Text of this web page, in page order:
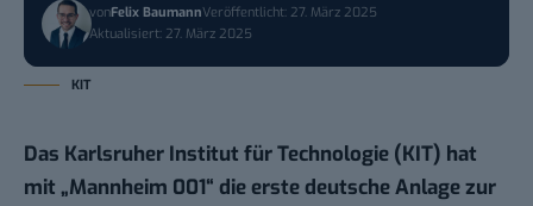
vonFelix BaumannVeröffentlicht: 27. März 2025
Aktualisiert: 27. März 2025
KIT
Das Karlsruher Institut für Technologie (KIT) hat
mit „Mannheim 001“ die erste deutsche Anlage zur